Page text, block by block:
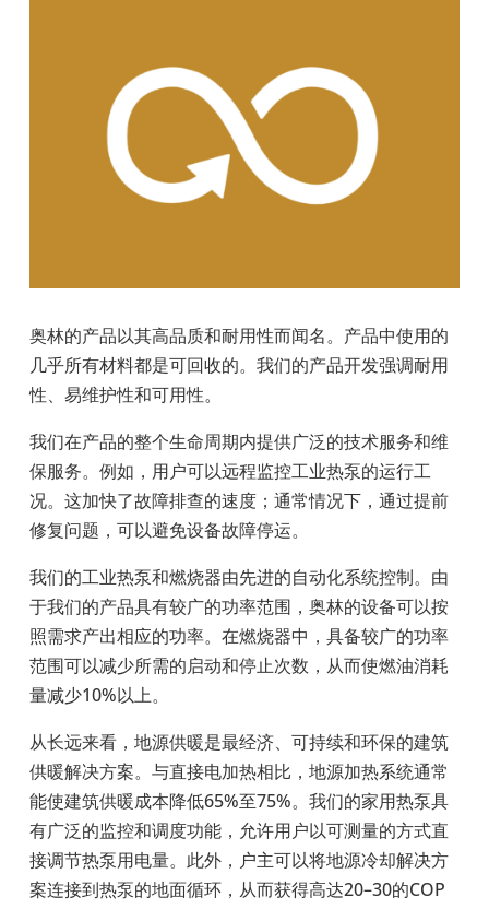
奥林的产品以其高品质和耐用性而闻名。产品中使用的
几乎所有材料都是可回收的。我们的产品开发强调耐用
性、易维护性和可用性。
我们在产品的整个生命周期内提供广泛的技术服务和维
保服务。例如，用户可以远程监控工业热泵的运行工
况。这加快了故障排查的速度；通常情况下，通过提前
修复问题，可以避免设备故障停运。
我们的工业热泵和燃烧器由先进的自动化系统控制。由
于我们的产品具有较广的功率范围，奥林的设备可以按
照需求产出相应的功率。在燃烧器中，具备较广的功率
范围可以减少所需的启动和停止次数，从而使燃油消耗
量减少10%以上。
从长远来看，地源供暖是最经济、可持续和环保的建筑
供暖解决方案。与直接电加热相比，地源加热系统通常
能使建筑供暖成本降低65%至75%。我们的家用热泵具
有广泛的监控和调度功能，允许用户以可测量的方式直
接调节热泵用电量。此外，户主可以将地源冷却解决方
案连接到热泵的地面循环，从而获得高达20–30的COP